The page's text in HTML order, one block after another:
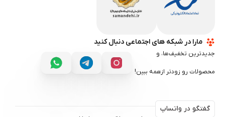
مارا در شبکه های اجتماعی دنبال کنید
جدیدترین تخفیف‌ها، و
محصولات رو زودتر ازهمه ببین!
گفتگو در واتساپ
گفتگو در واتساپ